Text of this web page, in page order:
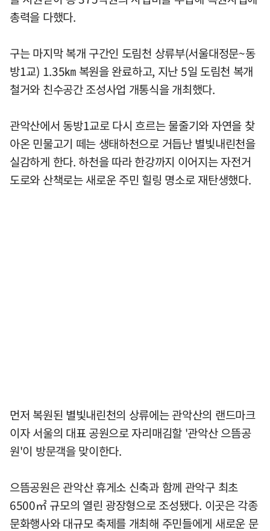
총력을 다했다.
구는 마지막 복개 구간인 도림천 상류부(서울대정문~동
방1교) 1.35㎞ 복원을 완료하고, 지난 5일 도림천 복개
철거와 친수공간 조성사업 개통식을 개최했다.
관악산에서 동방1교로 다시 흐르는 물줄기와 자연을 찾
아온 민물고기 떼는 생태하천으로 거듭난 별빛내린천을
실감하게 한다. 하천을 따라 한강까지 이어지는 자전거
도로와 산책로는 새로운 주민 힐링 명소로 재탄생했다.
먼저 복원된 별빛내린천의 상류에는 관악산의 랜드마크
이자 서울의 대표 공원으로 자리매김할 '관악산 으뜸공
원'이 방문객을 맞이한다.
으뜸공원은 관악산 휴게소 신축과 함께 관악구 최초
6500㎡ 규모의 열린 광장형으로 조성됐다. 이곳은 각종
문화행사와 대규모 축제를 개최해 주민들에게 새로운 문